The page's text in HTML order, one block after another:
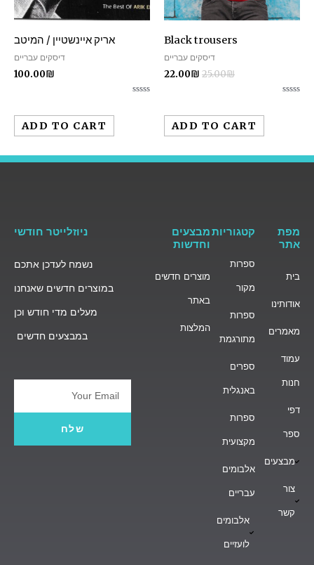
Black trousers
דיסקים עבריים
25.00₪
22.00₪
ADD TO CART
אריק איינשטיין / המיטב
דיסקים עבריים
100.00₪
ADD TO CART
מפת
אתר
בית
אודותינו
מאמרים
עמוד
חנות
דפי
ספר
מבצעים
צור
קשר
קטגוריות
ספרות
מקור
ספרות
מתורגמת
ספרים
באנגלית
ספרות
מקצועית
אלבומים
עבריים
אלבומים
לועזיים
מבצעים
וחדשות
מוצרים חדשים
באתר
המלצות
ניוזלייטר חודשי
נשמח לעדכן אתכם
במוצרים חדשים שאנחנו
מעלים מדי חודש וכן
במבצעים חדשים
Email
שלח